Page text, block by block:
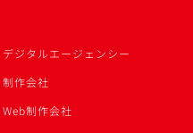
デジタルエージェンシー
制作会社
Web制作会社